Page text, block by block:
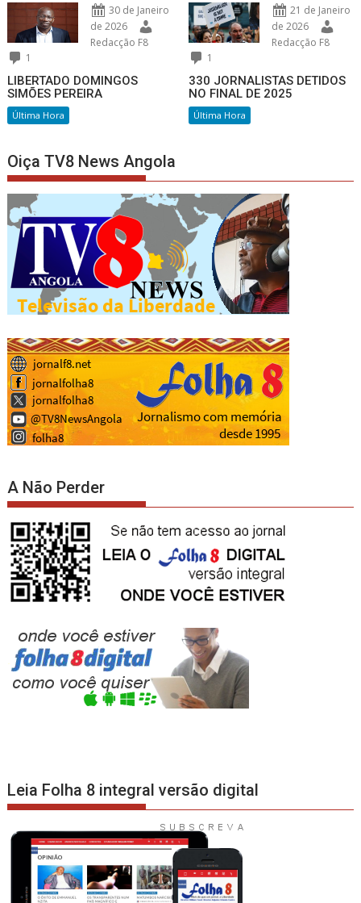
30 de Janeiro
de 2026
Redacção F8
1
LIBERTADO DOMINGOS
SIMÕES PEREIRA
Última Hora
21 de Janeiro
de 2026
Redacção F8
1
330 JORNALISTAS DETIDOS
NO FINAL DE 2025
Última Hora
Oiça TV8 News Angola
A Não Perder
Leia Folha 8 integral versão digital